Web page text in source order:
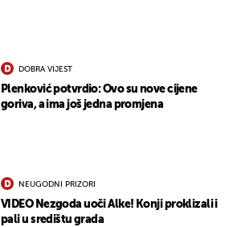
DOBRA VIJEST
Plenković potvrdio: Ovo su nove cijene
goriva, a ima još jedna promjena
NEUGODNI PRIZORI
VIDEO Nezgoda uoči Alke! Konji proklizali i
pali u središtu grada